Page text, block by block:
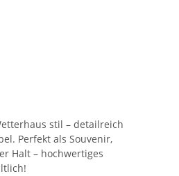
stil – detailreich
Perfekt als Souvenir,
Halt – hochwertiges